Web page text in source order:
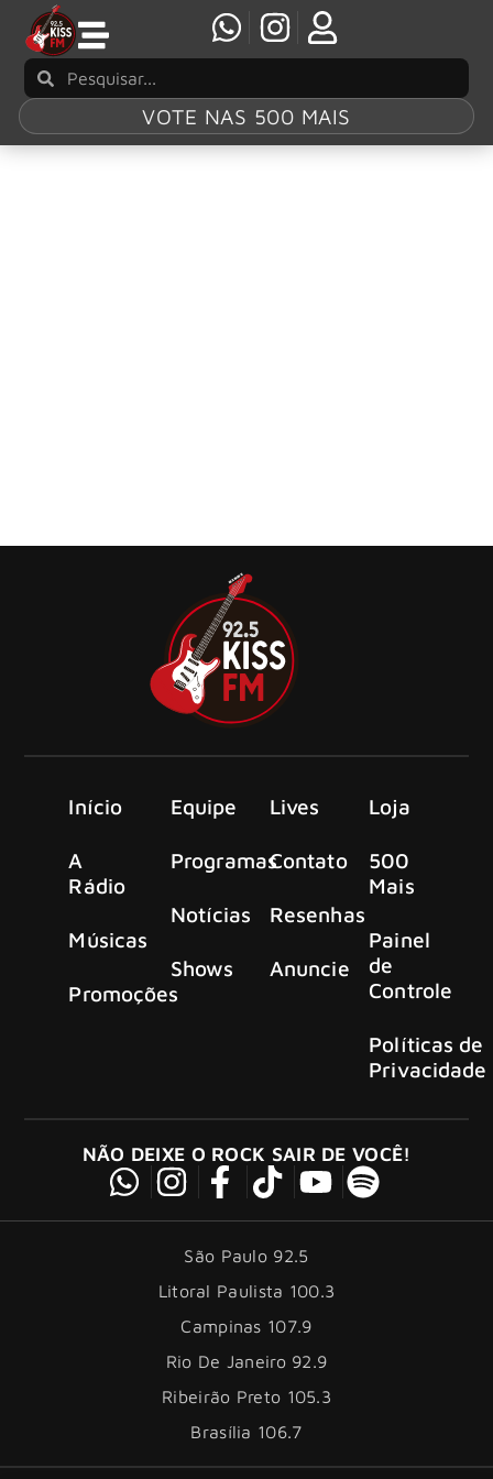
VOTE NAS 500 MAIS
Início
A
Rádio
Músicas
Promoções
Equipe
Programas
Notícias
Shows
Lives
Contato
Resenhas
Anuncie
Loja
500
Mais
Painel
de
Controle
Políticas de
Privacidade
NÃO DEIXE O ROCK SAIR DE VOCÊ!
São Paulo 92.5
Litoral Paulista 100.3
Campinas 107.9
Rio De Janeiro 92.9
Ribeirão Preto 105.3
Brasília 106.7